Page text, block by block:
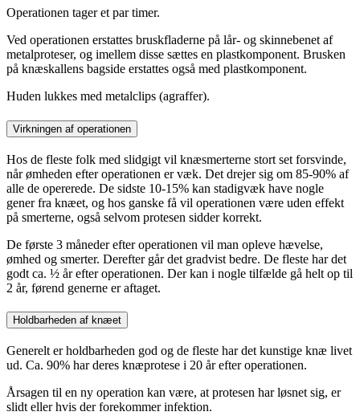
Operationen tager et par timer.
Ved operationen erstattes bruskfladerne på lår- og skinnebenet af
metalproteser, og imellem disse sættes en plastkomponent. Brusken
på knæskallens bagside erstattes også med plastkomponent.
Huden lukkes med metalclips (agraffer).
Virkningen af operationen
Hos de fleste folk med slidgigt vil knæsmerterne stort set forsvinde,
når ømheden efter operationen er væk. Det drejer sig om 85-90% af
alle de opererede. De sidste 10-15% kan stadigvæk have nogle
gener fra knæet, og hos ganske få vil operationen være uden effekt
på smerterne, også selvom protesen sidder korrekt.
De første 3 måneder efter operationen vil man opleve hævelse,
ømhed og smerter. Derefter går det gradvist bedre. De fleste har det
godt ca. ½ år efter operationen. Der kan i nogle tilfælde gå helt op til
2 år, førend generne er aftaget.
Holdbarheden af knæet
Generelt er holdbarheden god og de fleste har det kunstige knæ livet
ud. Ca. 90% har deres knæprotese i 20 år efter operationen.
Årsagen til en ny operation kan være, at protesen har løsnet sig, er
slidt eller hvis der forekommer infektion.